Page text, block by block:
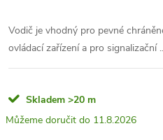
Vodič je vhodný pro pevné
ovládací zařízení a pro signalizační
Skladem >20 m
11.8.2026